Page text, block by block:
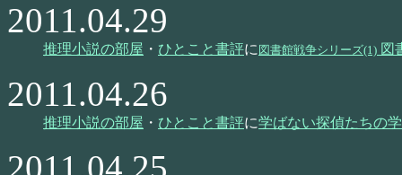
2011.04.29
推理小説の部屋 ・ ひとこと書評に 図書館戦争シリーズ(1) 図
2011.04.26
推理小説の部屋 ・ ひとこと書評に学ばない探偵たちの